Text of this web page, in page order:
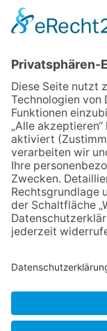
06.08.2026
06.08.2026
09.07.2026